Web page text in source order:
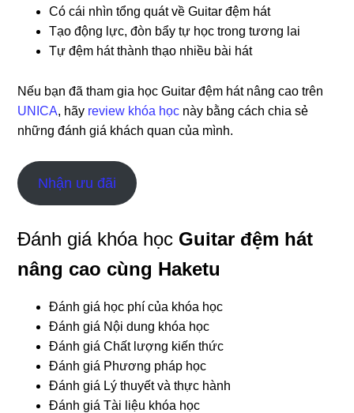
Có cái nhìn tổng quát về Guitar đệm hát
Tạo động lực, đòn bẩy tự học trong tương lai
Tự đệm hát thành thạo nhiều bài hát
Nếu bạn đã tham gia học Guitar đệm hát nâng cao trên
UNICA, hãy review khóa học này bằng cách chia sẻ
những đánh giá khách quan của mình.
Nhận ưu đãi
Đánh giá khóa học Guitar đệm hát
nâng cao cùng Haketu
Đánh giá học phí của khóa học
Đánh giá Nội dung khóa học
Đánh giá Chất lượng kiến thức
Đánh giá Phương pháp học
Đánh giá Lý thuyết và thực hành
Đánh giá Tài liệu khóa học